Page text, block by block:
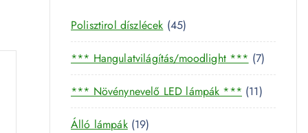
Polisztirol díszlécek 454
5
t
e
r
*** Hangulatvilágítás/moodlight *** 77
t
e
r
*** Növénynevelő LED lámpák *** 111
1
Álló lámpák 191